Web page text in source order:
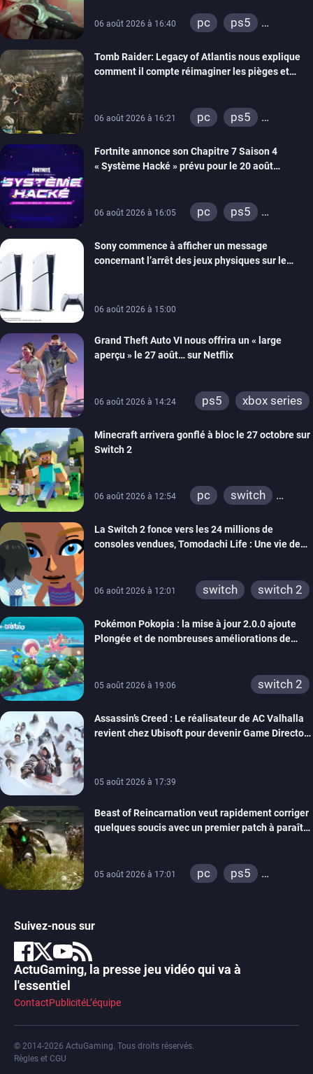
06 août 2026 à 16:40 pc
ps5
switch 2
Tomb Raider: Legacy of Atlantis nous explique
comment il compte réimaginer les pièges et
06 août 2026 à 16:21 pc
ps5
switch 2
Fortnite annonce son Chapitre 7 Saison 4
« Système Hacké » prévu pour le 20 août
06 août 2026 à 16:05 pc
ps5
switch
ios
android
ps4
Sony commence à afficher un message
concernant l’arrêt des jeux physiques sur le
06 août 2026 à 15:00
Grand Theft Auto VI nous offrira un « large
aperçu » le 27 août… sur Netflix
06 août 2026 à 14:24 ps5 xbox series
Minecraft arrivera gonflé à bloc le 27 octobre sur
Switch 2
06 août 2026 à 12:54 pc
switch
xbox one
wiiu
3ds
ps3
switch 2
La Switch 2 fonce vers les 24 millions de
consoles vendues, Tomodachi Life : Une vie de
06 août 2026 à 12:01 switch switch 2
Pokémon Pokopia : la mise à jour 2.0.0 ajoute
Plongée et de nombreuses améliorations de
05 août 2026 à 19:06 switch 2
Assassin’s Creed : Le réalisateur de AC Valhalla
revient chez Ubisoft pour devenir Game Director
05 août 2026 à 17:39
Beast of Reincarnation veut rapidement corriger
quelques soucis avec un premier patch à paraître
05 août 2026 à 17:01 pc
ps5
Suivez-nous sur
ActuGaming, la presse jeu vidéo qui va à
l'essentiel
ContactPublicitéL’équipe
© 2014-2026 ActuGaming. Tous droits réservés.
Règles et CGU